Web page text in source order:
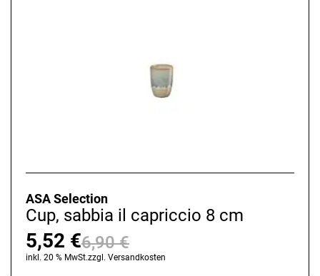
ASA Selection
Cup, sabbia il capriccio 8 cm
6,90€
Ursprünglicher
5,52 €
Aktueller
inkl. 20 % MwSt.zzgl. Versandkosten